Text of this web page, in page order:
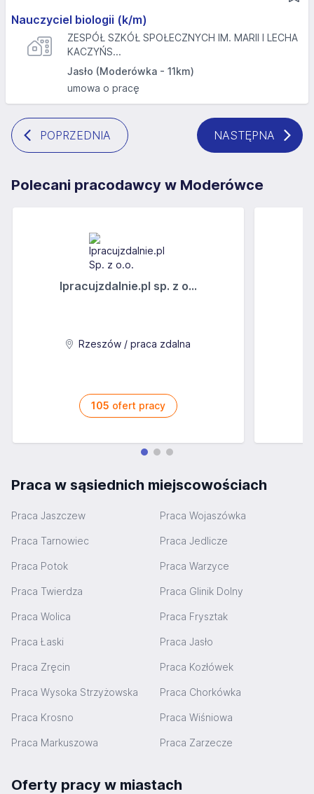
Nauczyciel biologii (k/m)
ZESPÓŁ SZKÓŁ SPOŁECZNYCH IM. MARII I LECHA
KACZYŃS...
Jasło (Moderówka - 11km)
umowa o pracę
POPRZEDNIA NASTĘPNA
Polecani pracodawcy w Moderówce
Ipracujzdalnie.pl sp. z o...
Rzeszów / praca zdalna
105 ofert pracy
Praca w sąsiednich miejscowościach
Praca Jaszczew Praca Wojaszówka
Praca Tarnowiec Praca Jedlicze
Praca Potok Praca Warzyce
Praca Twierdza Praca Glinik Dolny
Praca Wolica Praca Frysztak
Praca Łaski Praca Jasło
Praca Zręcin Praca Kozłówek
Praca Wysoka Strzyżowska Praca Chorkówka
Praca Krosno Praca Wiśniowa
Praca Markuszowa Praca Zarzecze
Oferty pracy w miastach